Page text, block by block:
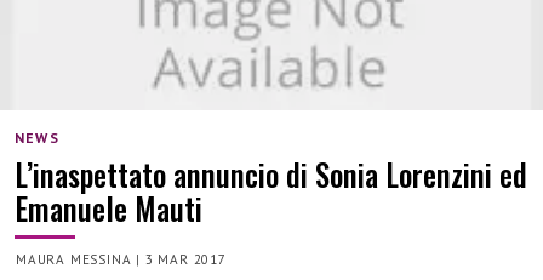
NEWS
L’inaspettato annuncio di Sonia Lorenzini ed
Emanuele Mauti
MAURA MESSINA | 3 MAR 2017